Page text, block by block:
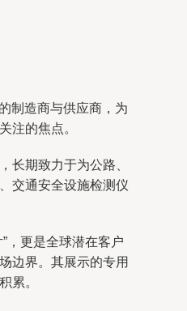
制造商与供应商，为
注的焦点。
长期致力于为公路、
交通安全设施检测仪
，更是全球潜在客户
边界。其展示的专用
累。